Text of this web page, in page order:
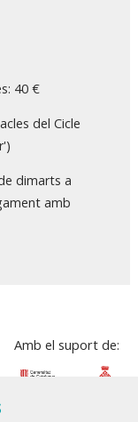
40 €
del Cicle
dimarts a
amb
Amb el suport de: